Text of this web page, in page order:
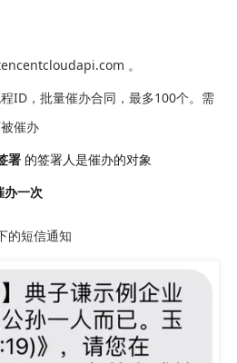
。
ID，批量催办合同，最多100个。需
催办
署 的签署人是催办的对象
办一次
的短信通知